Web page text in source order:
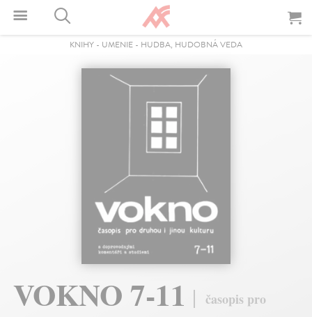
KNIHY - UMENIE - HUDBA, HUDOBNÁ VEDA
VOKNO 7-11
časopis pro